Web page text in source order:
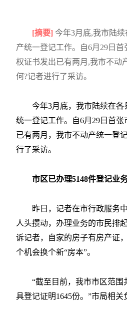
[摘要] 今年3月底,我市陆
产统一登记工作。自6月29日
权证书发出已有两月,我市不动
何?记者进行了采访。
今年3月底，我市陆续在
统一登记工作。自6月29日首
已有两月，我市不动产统一登
行了采访。
市区已办理5148件登记业
昨日，记者在市行政服务
人头攒动，办理业务的市民排
诉记者，自家的房子有房产证
个机会换个新“房本”。
“截至目前，我市市区范围
具登记证明1645份。”市局相关